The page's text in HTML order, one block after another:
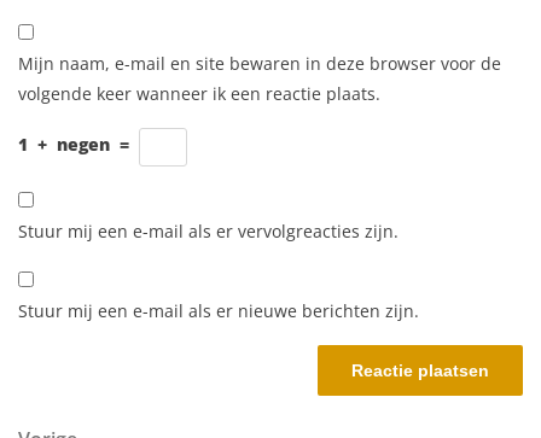
Mijn naam, e-mail en site bewaren in deze browser voor de
volgende keer wanneer ik een reactie plaats.
1 + negen =
Stuur mij een e-mail als er vervolgreacties zijn.
Stuur mij een e-mail als er nieuwe berichten zijn.